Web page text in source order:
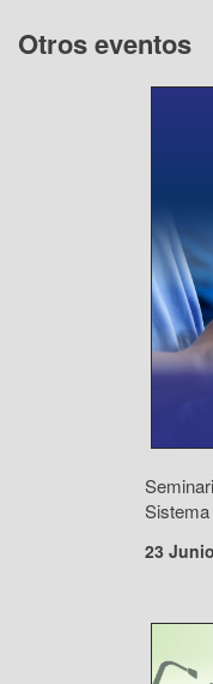
Otros eventos
23